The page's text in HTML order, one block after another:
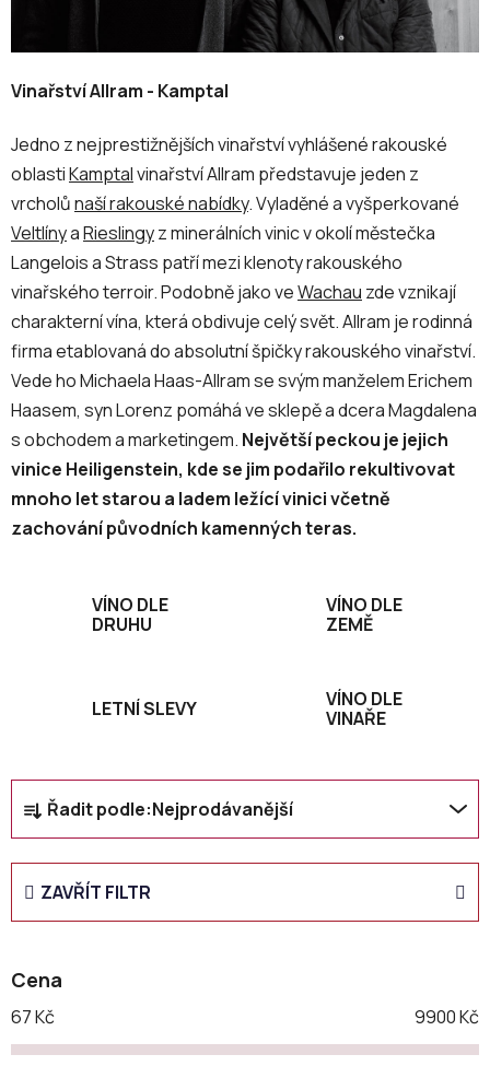
Vinařství Allram - Kamptal
Jedno z nejprestižnějších vinařství vyhlášené rakouské
oblastiKamptalvinařství Allram představuje jeden z
vrcholůnaší rakouské nabídky. Vyladěné a vyšperkované
VeltlínyaRieslingyz minerálních vinic v okolí městečka
Langelois a Strass patří mezi klenoty rakouského
vinařského terroir. Podobně jako veWachau zde vznikají
charakterní vína, která obdivuje celý svět. Allram je rodinná
firma etablovaná do absolutní špičky rakouského vinařství.
Vede ho Michaela Haas-Allram se svým manželem Erichem
Haasem, syn Lorenz pomáhá ve sklepě a dcera Magdalena
s obchodem a marketingem. Největší peckou je jejich
vinice Heiligenstein, kde se jim podařilo rekultivovat
mnoho let starou a ladem ležící vinici včetně
zachování původních kamenných teras.
VÍNO DLE
DRUHU
VÍNO DLE
ZEMĚ
LETNÍ SLEVY
VÍNO DLE
VINAŘE
Ř
a
z
n
í
r
o
d
Řadit podle:Nejprodávanější
ZAVŘÍT FILTR
Cena
67Kč 9900Kč